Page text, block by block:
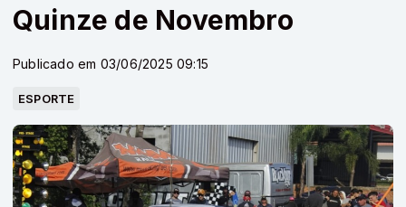
Quinze de Novembro
Publicado em 03/06/2025 09:15
ESPORTE